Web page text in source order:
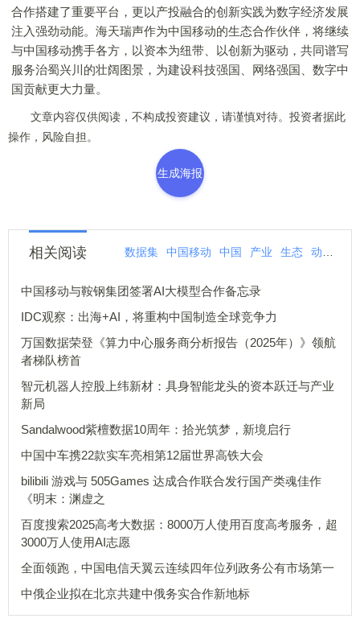
合作搭建了重要平台，更以产投融合的创新实践为数字经济发展
注入强劲动能。海天瑞声作为中国移动的生态合作伙伴，将继续
与中国移动携手各方，以资本为纽带、以创新为驱动，共同谱写
服务治蜀兴川的壮阔图景，为建设科技强国、网络强国、数字中
国贡献更大力量。
文章内容仅供阅读，不构成投资建议，请谨慎对待。投资者据此
操作，风险自担。
生成海报
相关阅读 数据集 中国移动 中国 产业 生态 动产
中国移动与鞍钢集团签署AI大模型合作备忘录
IDC观察：出海+AI，将重构中国制造全球竞争力
万国数据荣登《算力中心服务商分析报告（2025年）》领航
者梯队榜首
智元机器人控股上纬新材：具身智能龙头的资本跃迁与产业
新局
Sandalwood紫檀数据10周年：拾光筑梦，新境启行
中国中车携22款实车亮相第12届世界高铁大会
bilibili 游戏与 505Games 达成合作联合发行国产类魂佳作
《明末：渊虚之
百度搜索2025高考大数据：8000万人使用百度高考服务，超
3000万人使用AI志愿
全面领跑，中国电信天翼云连续四年位列政务公有市场第一
中俄企业拟在北京共建中俄务实合作新地标